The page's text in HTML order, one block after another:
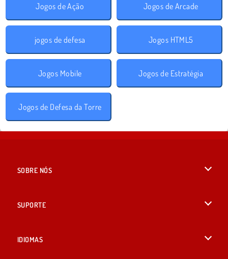
Jogos de Ação Jogos de Arcade
jogos de defesa Jogos HTML5
Jogos Mobile Jogos de Estratégia
Jogos de Defesa da Torre
SOBRE NÓS
SUPORTE
IDIOMAS